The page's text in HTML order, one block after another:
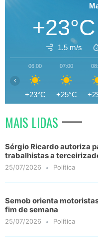
+23°C
1.5 m/s
06:00
+23°C
07:00
+25°C
‹
MAIS LIDAS
Sérgio Ricardo autoriza
trabalhistas a
25/07/2026 Política
Semob orienta
fim de semana
25/07/2026 Política